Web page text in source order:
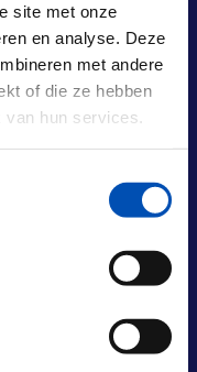
site met onze
en analyse. Deze
met andere
of die ze hebben
van hun services.